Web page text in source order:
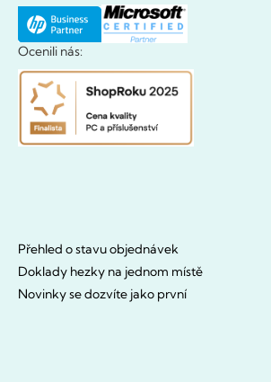
Ocenili nás:
Přehled o stavu objednávek
Doklady hezky na jednom místě
Novinky se dozvíte jako první